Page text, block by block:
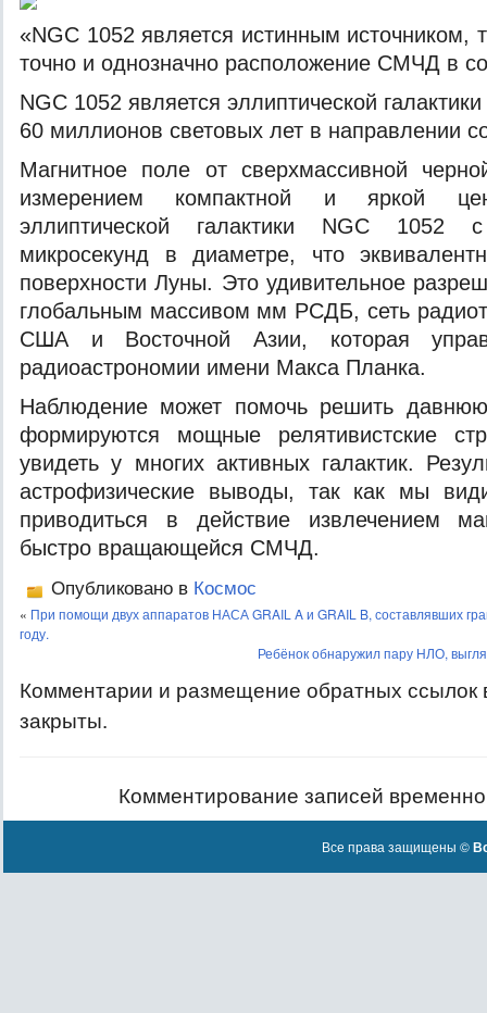
«NGC 1052 является истинным источником,
точно и однозначно расположение СМЧД в
NGC 1052 является эллиптической
60 миллионов световых лет в направлении
Магнитное поле от сверхмассивной
измерением компактной и яркой
эллиптической галактики NGC 1052
микросекунд в диаметре, что
поверхности Луны. Это удивительное
глобальным массивом мм РСДБ, сеть
США и Восточной Азии, которая
радиоастрономии имени Макса Планка.
Наблюдение может помочь решить
формируются мощные релятивистские
увидеть у многих активных галактик.
астрофизические выводы, так как мы
приводиться в действие извлечением
быстро вращающейся СМЧД.
Опубликовано в Космос
« При помощи двух аппаратов НАСА GRAIL A и GRAIL B, составлявших
году.
Ребёнок обнаружил пару НЛО,
Комментарии и размещение обратных ссылок
закрыты.
Комментирование записей
Все права защищены ©